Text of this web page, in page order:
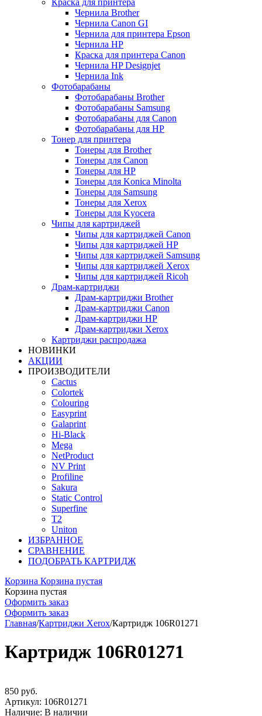
Краска для принтера
Чернила Brother
Чернила Canon GI
Чернила для принтера Epson
Чернила HP
Краска для принтера Canon
Чернила HP Designjet
Чернила Ink
Фотобарабаны
Фотобарабаны Brother
Фотобарабаны Samsung
Фотобарабаны для Canon
Фотобарабаны для HP
Тонер для принтера
Тонеры для Brother
Тонеры для Canon
Тонеры для HP
Тонеры для Konica Minolta
Тонеры для Samsung
Тонеры для Xerox
Тонеры для Kyocera
Чипы для картриджей
Чипы для картриджей Canon
Чипы для картриджей HP
Чипы для картриджей Samsung
Чипы для картриджей Xerox
Чипы для картриджей Ricoh
Драм-картриджи
Драм-картриджи Brother
Драм-картриджи Canon
Драм-картриджи HP
Драм-картриджи Xerox
Картриджи распродажа
НОВИНКИ
АКЦИИ
ПРОИЗВОДИТЕЛИ
Cactus
Colortek
Colouring
Easyprint
Galaprint
Hi-Black
Mega
NetProduct
NV Print
Profiline
Sakura
Static Control
Superfine
T2
Uniton
ИЗБРАННОЕ
СРАВНЕНИЕ
ПОДОБРАТЬ КАРТРИДЖ
Корзина Корзина пустая
Корзина пустая
Оформить заказ
Оформить заказ
Главная/Картриджи Xerox/Картридж 106R01271
Картридж 106R01271
850 руб.
Артикул: 106R01271
Наличие: В наличии